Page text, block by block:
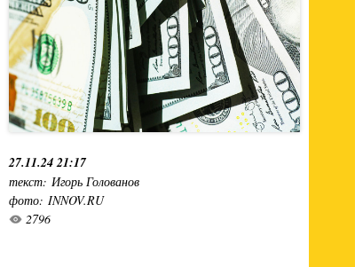
27.11.24 21:17
текст: Игорь Голованов
фото: INNOV.RU
2796